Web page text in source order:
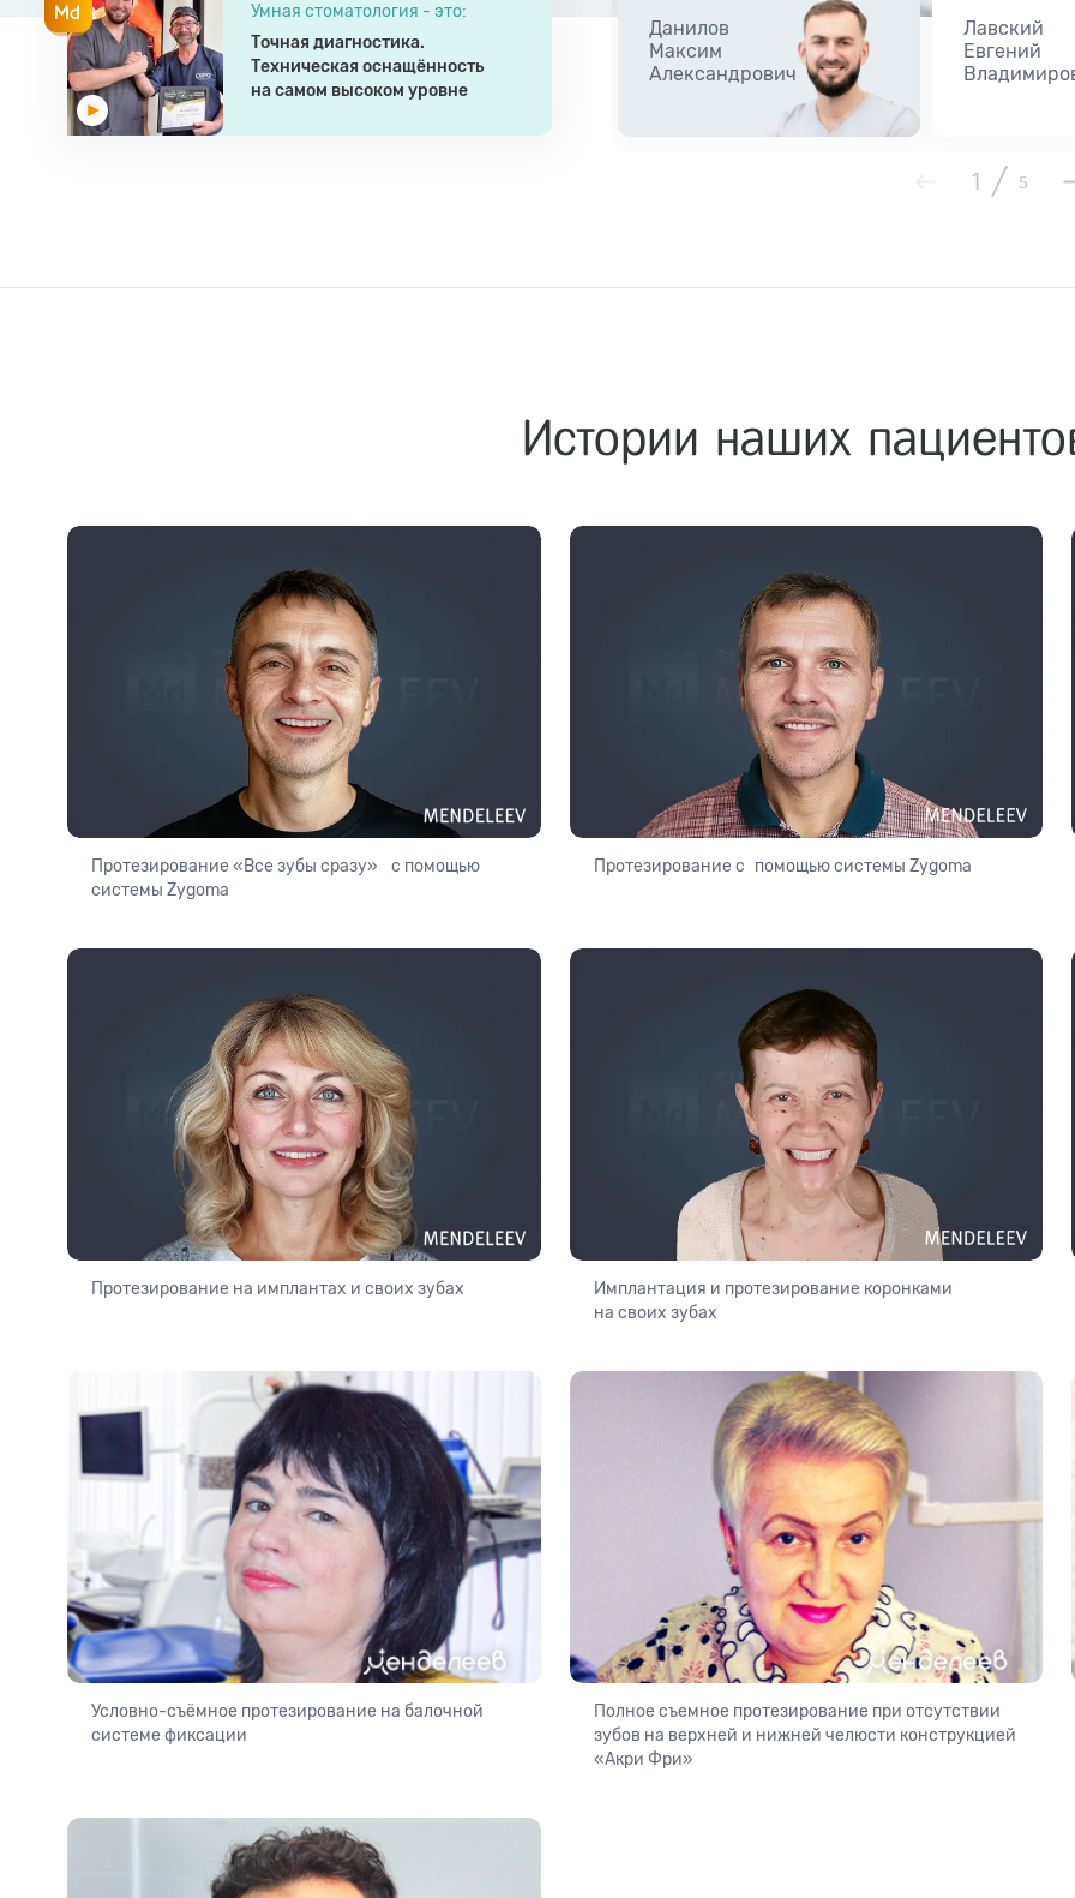
Умная стоматология - это:
Точная диагностика.
Техническая оснащённость
на самом высоком уровне
Киргуев
Георгий
Таймуразович
Владимир
Олегович
Данилов
Максим
Александрович
Лавский
Евгений
1 / 5
Истории наших
Протезирование «Все зубы сразу» с помощью
системы Zygoma
Протезирование с помощью системы Zygoma
Протезирование на имплантах и своих зубах
Имплантация и протезирование коронками
на своих зубах
Условно-съёмное протезирование на балочной
системе фиксации
Полное съемное протезирование при отсутствии
зубов на верхней и нижней челюсти конструкцией
«Акри Фри»